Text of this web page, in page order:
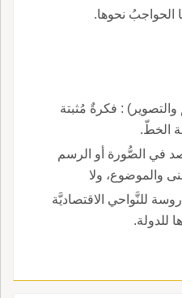
نحوها.
: فكرةٌ مُثبتة
الخطّ.
في الصُّورة أو الرسم
والموضوع، ولا
للنَّواحي الاقتصاديَّة
للدولة.